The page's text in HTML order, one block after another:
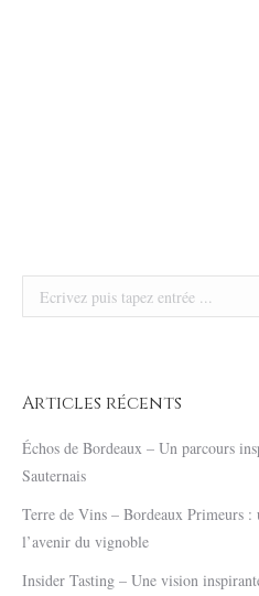
Search:
Articles récents
Échos de Bordeaux – Un parcours
Sauternais
Terre de Vins – Bordeaux Primeurs :
l’avenir du vignoble
Insider Tasting – Une vision